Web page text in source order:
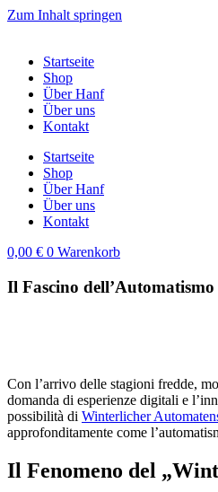
Zum Inhalt springen
Startseite
Shop
Über Hanf
Über uns
Kontakt
Startseite
Shop
Über Hanf
Über uns
Kontakt
0,00 € 0 Warenkorb
Il Fascino
Con l’arrivo delle stagioni fredde,
domanda di esperienze digitali e
possibilità di Winterlicher
approfonditamente come
Il Fenomeno del